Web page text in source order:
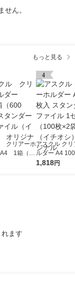
せん。
もっと見る
クリアーホ
1箱（60
ンダー
4
アスクル ク
ルダー A4
タンダード
1,818円
ます